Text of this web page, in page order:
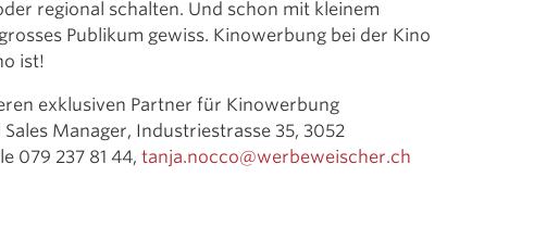
regional schalten. Und schon mit kleinem
Publikum gewiss. Kinowerbung bei der Kino
ist!
exklusiven Partner für Kinowerbung
Manager, Industriestrasse 35, 3052
079 237 81 44,tanja.nocco@werbeweischer.ch